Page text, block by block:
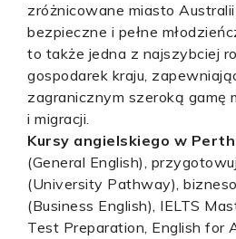
zróżnicowane miasto
bezpieczne i pełne
to także jedna z najszybciej
gospodarek kraju,
zagranicznym szeroką gamę
i migracji.
Kursy angielskiego w
(General English),
(University Pathway),
(Business English), IELTS
Test Preparation, English for